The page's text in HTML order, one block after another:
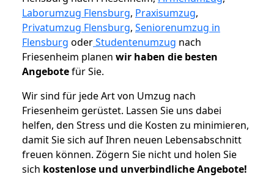
Laborumzug Flensburg, Praxisumzug,
Privatumzug Flensburg, Seniorenumzug in
Flensburg oderStudentenumzug nach
Friesenheim planen wir haben die besten
Angebotefür Sie.
Wir sind für jede Art von Umzug nach
Friesenheim gerüstet. Lassen Sie uns dabei
helfen, den Stress und die Kosten zu minimieren,
damit Sie sich auf Ihren neuen Lebensabschnitt
freuen können. Zögern Sie nicht und holen Sie
sich kostenlose und unverbindliche Angebote!